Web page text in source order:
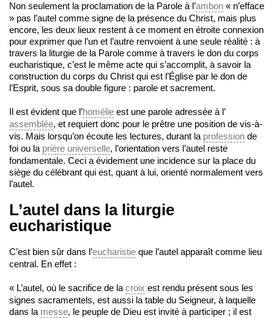
Non seulement la proclamation de la Parole à l’ambon « n’efface
» pas l’autel comme signe de la présence du Christ, mais plus
encore, les deux lieux restent à ce moment en étroite connexion
pour exprimer que l’un et l’autre renvoient à une seule réalité : à
travers la liturgie de la Parole comme à travers le don du corps
eucharistique, c’est le même acte qui s’accomplit, à savoir la
construction du corps du Christ qui est l’Église par le don de
l’Esprit, sous sa double figure : parole et sacrement.
Il est évident que l’homélie est une parole adressée à l’
assemblée, et requiert donc pour le prêtre une position de vis-à-
vis. Mais lorsqu’on écoute les lectures, durant la profession de
foi ou la prière universelle, l’orientation vers l’autel reste
fondamentale. Ceci a évidement une incidence sur la place du
siège du célébrant qui est, quant à lui, orienté normalement vers
l’autel.
L’autel dans la liturgie
eucharistique
C’est bien sûr dans l’eucharistie que l’autel apparaît comme lieu
central. En effet :
« L’autel, où le sacrifice de la croix est rendu présent sous les
signes sacramentels, est aussi la table du Seigneur, à laquelle
dans la messe, le peuple de Dieu est invité à participer ; il est